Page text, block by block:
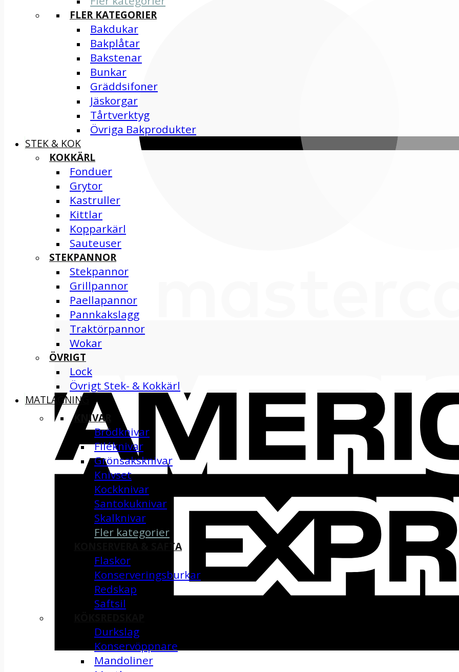
FLER KATEGORIER
Bakdukar
Bakplåtar
Bakstenar
Bunkar
Gräddsifoner
Jäskorgar
Tårtverktyg
Övriga Bakprodukter
STEK & KOK
KOKKÄRL
Fonduer
Grytor
Kastruller
Kittlar
Kopparkärl
Sauteuser
STEKPANNOR
Stekpannor
Grillpannor
Paellapannor
Pannkakslagg
Traktörpannor
Wokar
ÖVRIGT
Lock
Övrigt Stek- & Kokkärl
MATLAGNING
KNIVAR
Brödknivar
Filéknivar
Grönsaksknivar
Knivset
Kockknivar
Santokuknivar
Skalknivar
Fler kategorier
KONSERVERA & SAFTA
Flaskor
Konserveringsburkar
Redskap
Saftsil
Durkslag
Konservöppnare
Mandoliner